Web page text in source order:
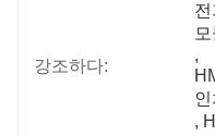
강조하다:
,
인
,